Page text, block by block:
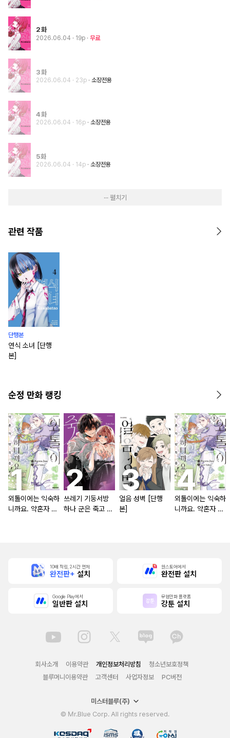
2화
2026.06.04 · 19p 무료
3화
2026.06.04 · 23p 소장전용
4화
2026.06.04 · 16p 소장전용
5화
2026.06.04 · 14p 소장전용
··· 펼치기
관련 작품
단행본
연식 소녀 [단행
본]
순정 만화 랭킹
외톨이에는 익숙하
니까요. 약혼자 방
쓰레기 기둥서방
하나 군은 죽고 싶
얼음 성벽 [단행
본]
외톨이에는 익숙하
니까요. 약혼자 방
10배 적립, 2시간 먼저
완전판+ 설치
원스토어에서
완전판 설치
Google Play에서
일반판 설치
무협만화 플랫폼
강툰 설치
회사소개 이용약관 개인정보처리방침
청소년보호정책
블루머니이용약관
고객센터 사업자정보 PC버전
미스터블루(주)
© Mr.Blue Corp. All rights reserved.